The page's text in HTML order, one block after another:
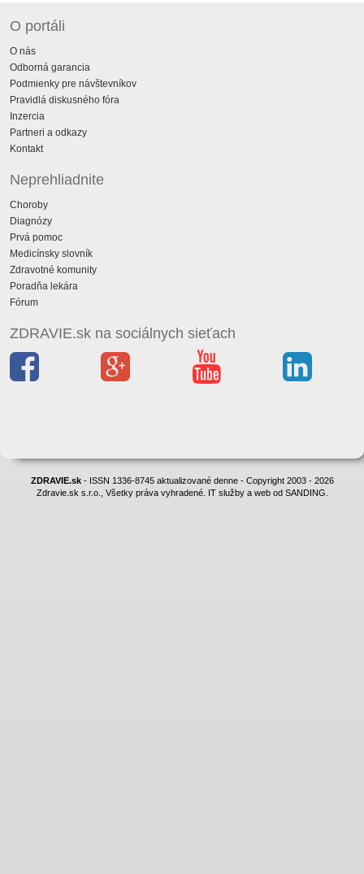
O portáli
O nás
Odborná garancia
Podmienky pre návštevníkov
Pravidlá diskusného fóra
Inzercia
Partneri a odkazy
Kontakt
Neprehliadnite
Choroby
Diagnózy
Prvá pomoc
Medicínsky slovník
Zdravotné komunity
Poradňa lekára
Fórum
ZDRAVIE.sk na sociálnych sieťach
ZDRAVIE.sk- ISSN 1336-8745 aktualizované denne - Copyright 2003 - 2026
Zdravie.sk s.r.o., Všetky práva vyhradené. IT služby a web od SANDING.